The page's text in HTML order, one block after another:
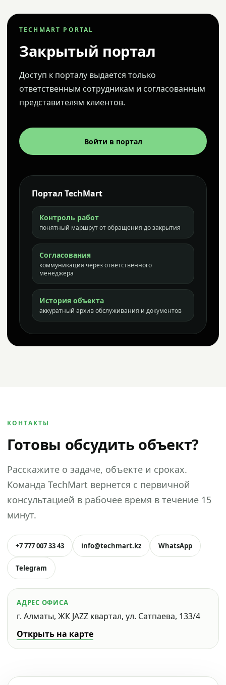
TECHMART PORTAL
Закрытый портал
Доступ к порталу выдается только
ответственным сотрудникам и согласованным
представителям клиентов.
Войти в портал
Портал TechMart
Контроль работ
понятный маршрут от обращения до закрытия
Согласования
коммуникация через ответственного
менеджера
История объекта
аккуратный архив обслуживания и документов
КОНТАКТЫ
Готовы обсудить объект?
Расскажите о задаче, объекте и сроках.
Команда TechMart вернется с первичной
консультацией в рабочее время в течение 15
минут.
+7 777 007 33 43 info@techmart.kz WhatsApp
Telegram
АДРЕС ОФИСА
г. Алматы, ЖК JAZZ квартал, ул. Сатпаева, 133/4
Открыть на карте